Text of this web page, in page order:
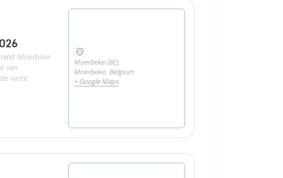
Moerbeke
van
vaste
Moerbeke (BE),
Moerbeke, Belgium
+ Google Maps